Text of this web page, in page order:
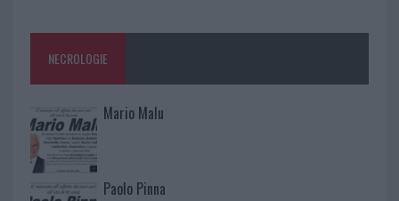
NECROLOGIE
Mario Malu
Paolo Pinna